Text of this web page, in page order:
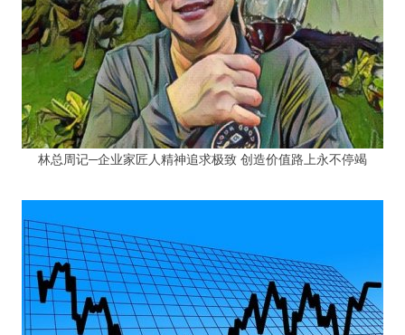
林总周记─企业家匠人精神追求极致 创造价值路上永不停竭